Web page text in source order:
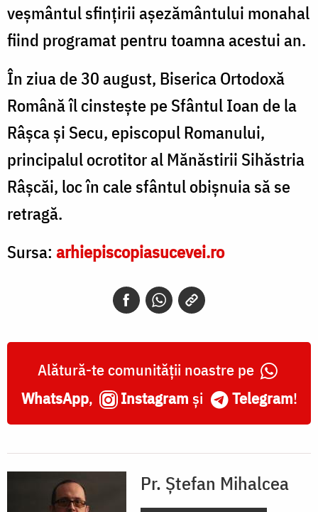
veșmântul sfințirii așezământului monahal
fiind programat pentru toamna acestui an.
În ziua de 30 august, Biserica Ortodoxă
Română îl cinstește pe Sfântul Ioan de la
Râșca și Secu, episcopul Romanului,
principalul ocrotitor al Mănăstirii Sihăstria
Râșcăi, loc în cale sfântul obișnuia să se
retragă.
Sursa: arhiepiscopiasucevei.ro
Alătură-te comunității noastre pe
WhatsApp, Instagram și Telegram!
Pr. Ștefan Mihalcea